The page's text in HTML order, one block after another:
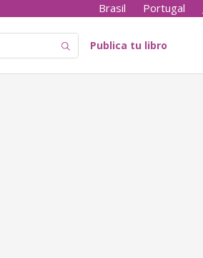
Brasil Portugal
Publica tu libro